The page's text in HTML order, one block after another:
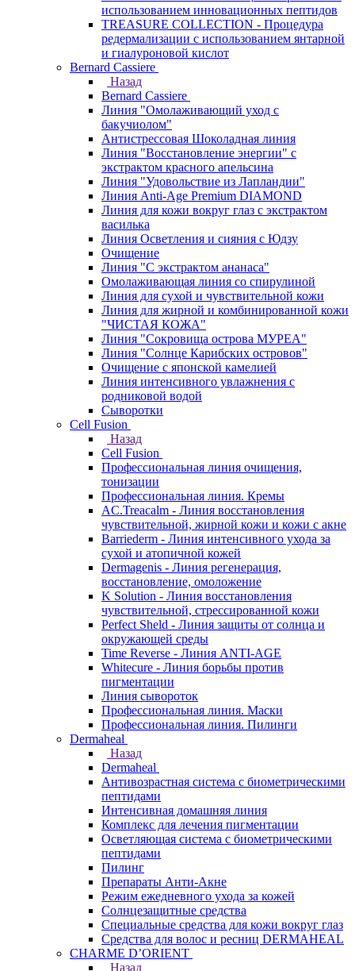
использованием инновационных пептидов
TREASURE COLLECTION - Процедура
редермализации с использованием янтарной
и гиалуроновой кислот
Bernard Cassiere
Назад
Bernard Cassiere
Линия "Омолаживающий уход с
бакучиолом"
Антистрессовая Шоколадная линия
Линия "Восстановление энергии" с
экстрактом красного апельсина
Линия "Удовольствие из Лапландии"
Линия Anti-Age Premium DIAMOND
Линия для кожи вокруг глаз с экстрактом
василька
Линия Осветления и сияния с Юдзу
Очищение
Линия "С экстрактом ананаса"
Омолаживающая линия со спирулиной
Линия для сухой и чувствительной кожи
Линия для жирной и комбинированной кожи
"ЧИСТАЯ КОЖА"
Линия "Сокровища острова МУРЕА"
Линия "Солнце Карибских островов"
Очищение с японской камелией
Линия интенсивного увлажнения с
родниковой водой
Сыворотки
Cell Fusion
Назад
Cell Fusion
Профессиональная линия очищения,
тонизации
Профессиональная линия. Кремы
AC.Treacalm - Линия восстановления
чувствительной, жирной кожи и кожи с акне
Barriederm - Линия интенсивного ухода за
сухой и атопичной кожей
Dermagenis - Линия регенерация,
восстановление, омоложение
K Solution - Линия восстановления
чувствительной, стрессированной кожи
Perfect Sheld - Линия защиты от солнца и
окружающей среды
Time Reverse - Линия ANTI-AGE
Whitecure - Линия борьбы против
пигментации
Линия сывороток
Профессиональная линия. Маски
Профессиональная линия. Пилинги
Dermaheal
Назад
Dermaheal
Антивозрастная система с биометрическими
пептидами
Интенсивная домашняя линия
Комплекс для лечения пигментации
Осветляющая система с биометрическими
пептидами
Пилинг
Препараты Анти-Акне
Режим ежедневного ухода за кожей
Солнцезащитные средства
Специальные средства для кожи вокруг глаз
Средства для волос и ресниц DERMAHEAL
CHARME D’ORIENT
Назад